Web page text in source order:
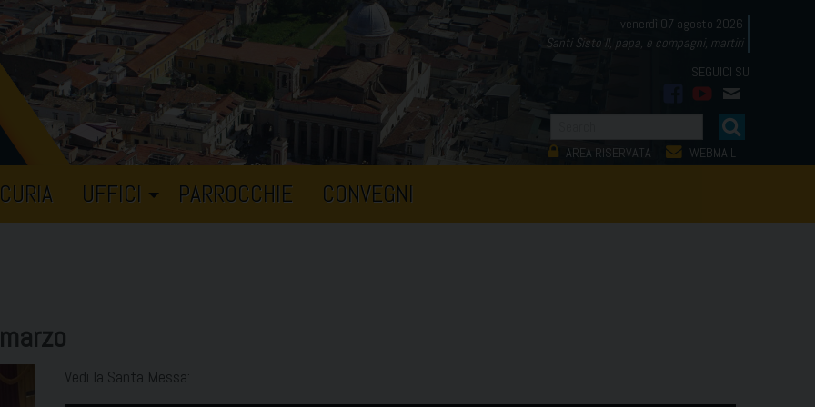
venerdì 07 agosto 2026
Santi Sisto II, papa, e compagni, martiri
facebook
youtube
mail
AREA RISERVATA WEBMAIL
CURIA UFFICI PARROCCHIE CONVEGNI
Vedi la Santa Messa: